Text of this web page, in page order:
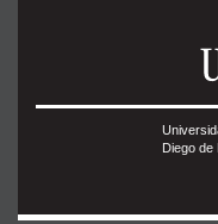
Diego de